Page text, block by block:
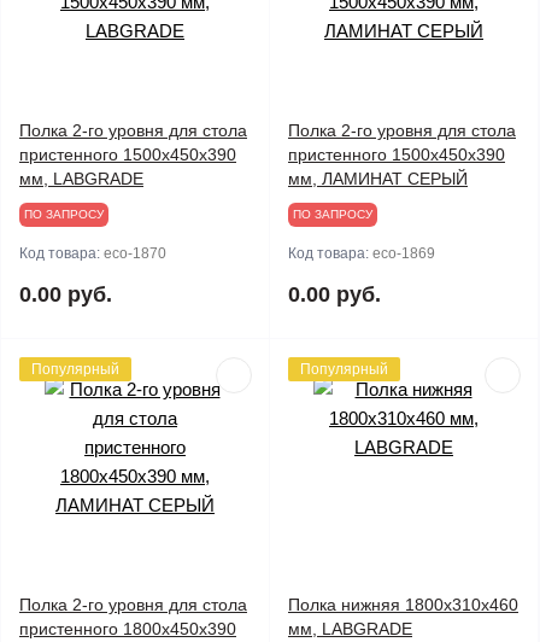
Полка 2-го уровня для стола
пристенного 1500х450х390
мм, LABGRADE
ПО ЗАПРОСУ
Код товара: eco-1870
0.00 руб.
Полка 2-го уровня для стола
пристенного 1500х450х390
мм, ЛАМИНАТ СЕРЫЙ
ПО ЗАПРОСУ
Код товара: eco-1869
0.00 руб.
Популярный
Полка 2-го уровня для стола
пристенного 1800х450х390
Популярный
Полка нижняя 1800х310х460
мм, LABGRADE